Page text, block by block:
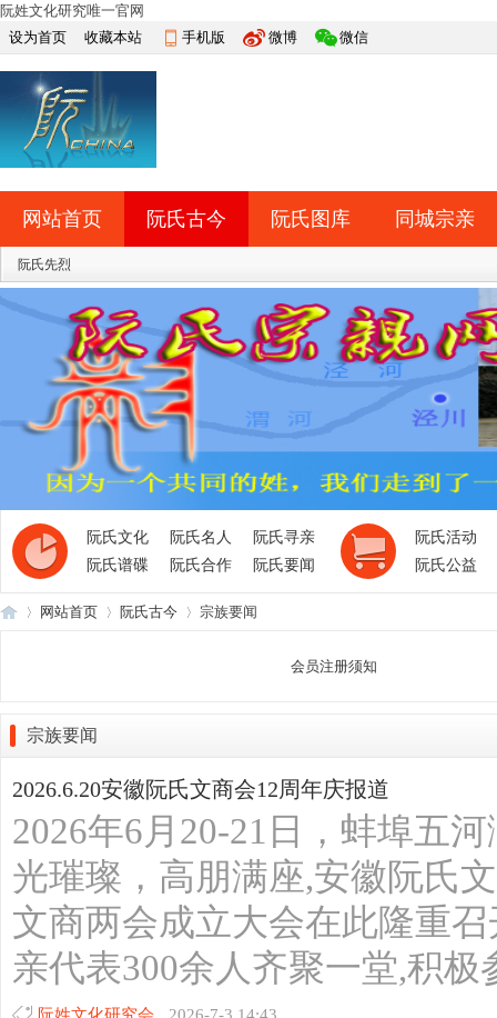
阮姓文化研究唯一官网
设为首页
收藏本站 手机版 微博 微信
快捷导航
网站首页 阮氏古今 阮氏图库 同城宗亲
帮助
阮氏先烈
阮氏文化 阮氏名人
阮氏寻亲
阮氏谱碟
阮氏合作 阮氏要闻
阮氏活动
阮氏公益
网站首页 阮氏古今 宗族要闻
会员注册须知
宗族要闻
2026.6.20安徽阮氏文商会12周年庆报道
2026年6月20-21日，蚌埠五
光璀璨，高朋满座,安徽阮氏
文商两会成立大会在此隆重
亲代表300余人齐聚一堂,积